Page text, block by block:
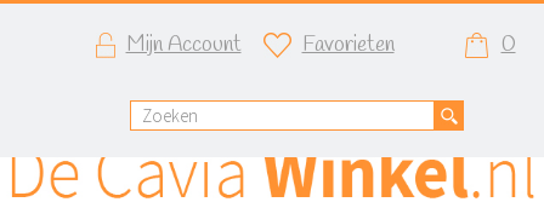
Mijn Account Favorieten 0